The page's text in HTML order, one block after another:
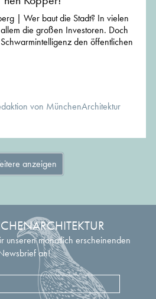
| Wer baut die Stadt? In vielen
die großen Investoren. Doch
den öffentlichen
von MünchenArchitektur
anzeigen
unseren monatlich erscheinenden
an!